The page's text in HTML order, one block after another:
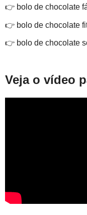
👉 bolo de chocolate
👉 bolo de chocolate
👉 bolo de chocolate
Veja o vídeo